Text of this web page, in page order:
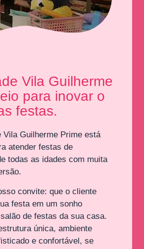
Vila Guilherme
para inovar o
festas.
Vila Guilherme Prime está
atender festas de
todas as idades com muita
convite: que o cliente
festa em um sonho
de festas da sua casa.
única, ambiente
e confortável, se